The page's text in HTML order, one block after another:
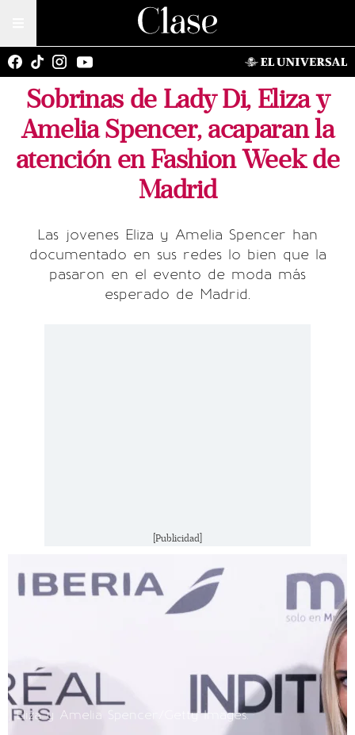
Sobrinas de Lady Di, Eliza y
Amelia Spencer, acaparan la
atención en Fashion Week de
Madrid
Las jovenes Eliza y Amelia Spencer han
documentado en sus redes lo bien que la
pasaron en el evento de moda más
esperado de Madrid.
[Publicidad]
Eliza y Amelia Spencer/Getty Images.